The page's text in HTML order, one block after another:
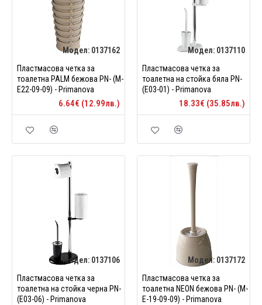
Модел: 0137162
Пластмасова четка за
тоалетна PALM бежова PN- (M-
E22-09-09) - Primanova
6.64€ (12.99лв.)
Модел: 0137110
Пластмасова четка за
тоалетна на стойка бяла PN-
(E03-01) - Primanova
18.33€ (35.85лв.)
Модел: 0137106
Пластмасова четка за
тоалетна на стойка черна PN-
(E03-06) - Primanova
Модел: 0137172
Пластмасова четка за
тоалетна NEON бежова PN- (M-
E-19-09-09) - Primanova